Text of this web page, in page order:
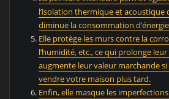
l’isolation thermique et acoustique
diminue la consommation
Elle protège les murs contre la
l’humidité, etc., ce qui prolonge
augmente leur valeur marchande
vendre votre maison plus tard.
Enfin, elle masque les